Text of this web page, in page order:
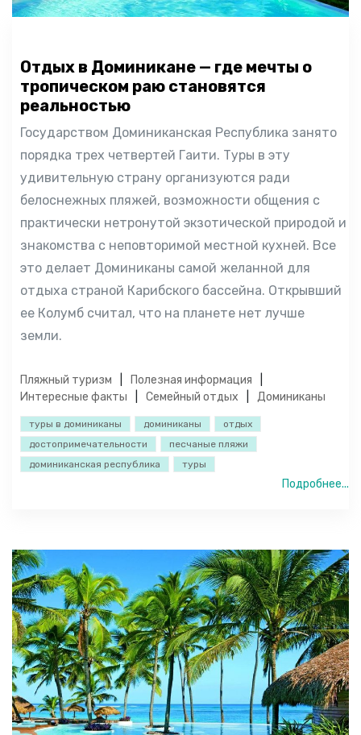
Отдых в Доминикане — где мечты о
тропическом раю становятся
реальностью
Государством Доминиканская Республика занято
порядка трех четвертей Гаити. Туры в эту
удивительную страну организуются ради
белоснежных пляжей, возможности общения с
практически нетронутой экзотической природой и
знакомства с неповторимой местной кухней. Все
это делает Доминиканы самой желанной для
отдыха страной Карибского бассейна. Открывший
ее Колумб считал, что на планете нет лучше
земли.
Пляжный туризм
Полезная информация
Интересные факты
Семейный отдых Доминиканы
туры в доминиканы доминиканы
отдых
достопримечательности
песчаные пляжи
доминиканская республика
туры
Подробнее...